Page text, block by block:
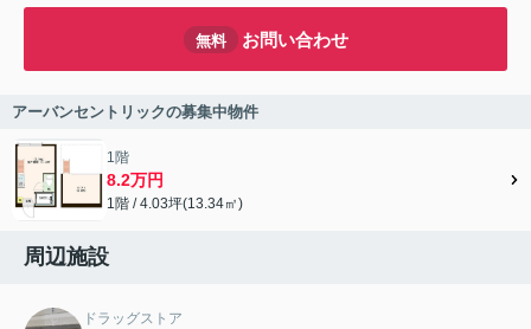
無料 お問い合わせ
アーバンセントリックの募集中物件
1階
8.2万円
1階 / 4.03坪(13.34㎡)
周辺施設
ドラッグストア